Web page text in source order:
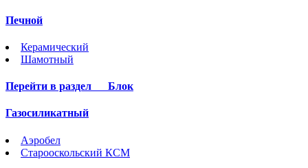
Печной
Керамический
Шамотный
Перейти в раздел Блок
Газосиликатный
Аэробел
Старооскольский КСМ